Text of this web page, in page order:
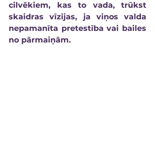
cilvēkiem, kas to vada, trūkst
skaidras vīzijas, ja viņos valda
nepamanīta pretestība vai bailes
no pārmaiņām.